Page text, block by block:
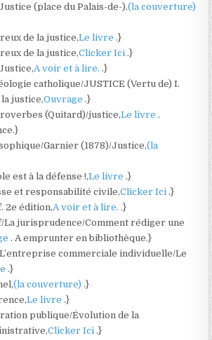
(place du Palais-de-),(la couverture)
de la justice,Le livre.}
de la justice,Clicker Ici.}
A voir et à lire..}
catholique/JUSTICE (Vertu de) I.
justice,Ouvrage.}
(Quitard)/justice,Le livre.
Garnier (1878)/Justice,(la
est à la défense !,Le livre.}
et responsabilité civile,Clicker Ici.}
2e édition,A voir et à lire..}
jurisprudence/Comment rédiger une
. A emprunter en bibliothèque.}
commerciale individuelle/Le
.}
(la couverture).}
Le livre.}
publique/Évolution de la
Clicker Ici.}